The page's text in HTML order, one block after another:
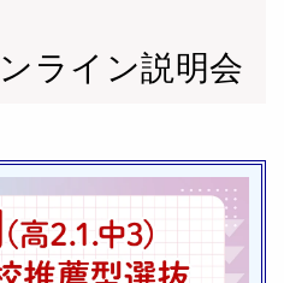
ライン説明会